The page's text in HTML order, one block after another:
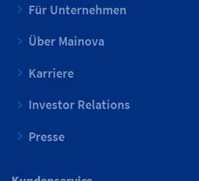
Für Unternehmen
Über Mainova
Karriere
Investor Relations
Presse